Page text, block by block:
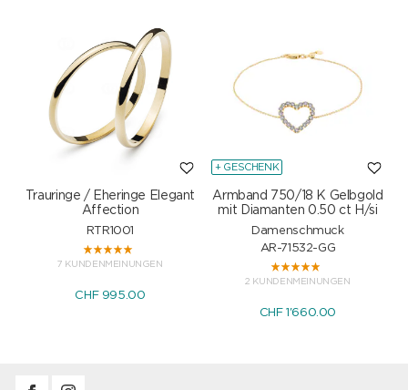
Trauringe / Eheringe Elegant
Affection
RTR1001
7 KUNDENMEINUNGEN
CHF 995.00
+ GESCHENK
Armband 750/18 K Gelbgold
mit Diamanten 0.50 ct H/si
Damenschmuck
AR-71532-GG
2 KUNDENMEINUNGEN
CHF 1'660.00